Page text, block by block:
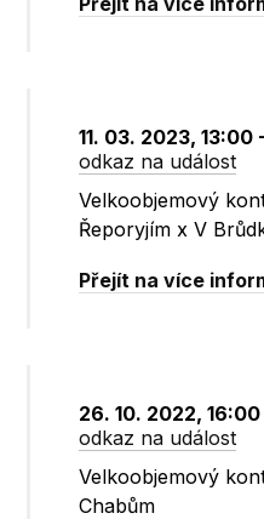
11. 03. 2023, 13:00
odkaz na událost
Velkoobjemový
Řeporyjím x V
Přejít na více
26. 10. 2022,
odkaz na událost
Velkoobjemový
Chabům